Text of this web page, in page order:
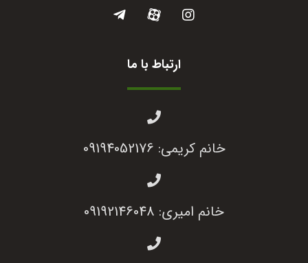
ارتباط با ما
خانم کریمی: 09194052176
خانم امیری: 09192146048